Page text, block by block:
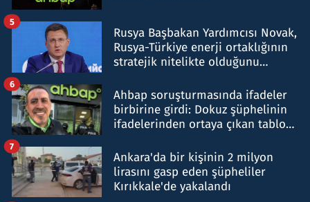
Rusya Başbakan Yardımcısı Novak,
Rusya-Türkiye enerji ortaklığının
stratejik nitelikte olduğunu
5
Ahbap soruşturmasında ifadeler
birbirine girdi: Dokuz şüphelinin
ifadelerinden ortaya çıkan tablo
6
Ankara'da bir kişinin 2 milyon
lirasını gasp eden şüpheliler
Kırıkkale'de yakalandı
7